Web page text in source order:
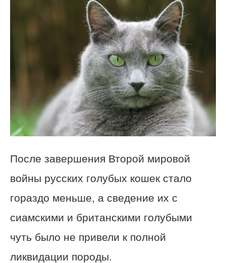
После завершения Второй мировой
войны русских голубых кошек стало
гораздо меньше, а сведение их с
сиамскими и британскими голубыми
чуть было не привели к полной
ликвидации породы.